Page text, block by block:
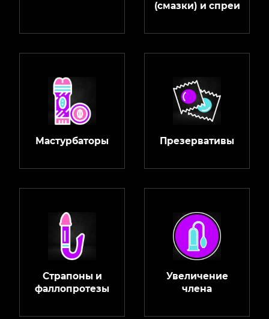
(смазки) и спреи
Мастурбаторы Презервативы
Страпоны и
фаллопротезы
Увеличение
члена